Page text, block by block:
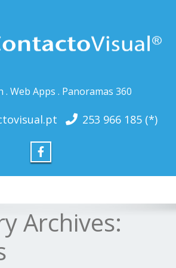
. Web Apps . Panoramas 360
253 966 185 (*)
Archives: